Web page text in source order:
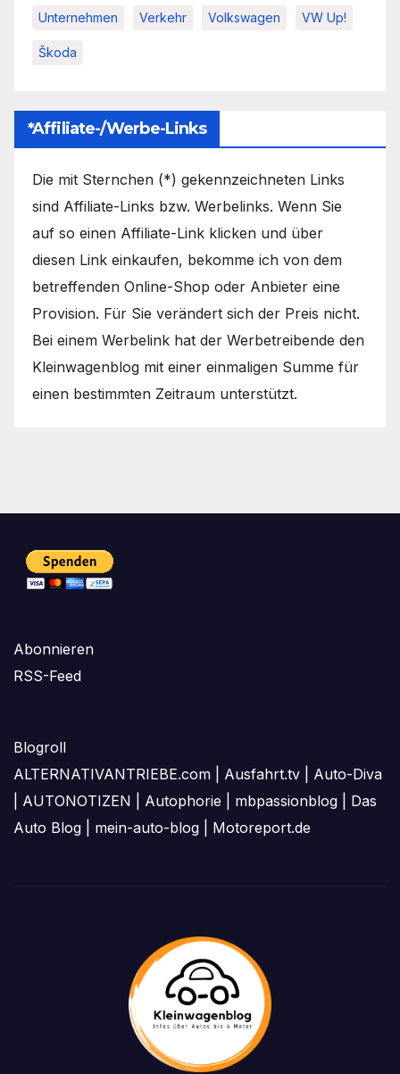
Unternehmen Verkehr Volkswagen VW Up!
Škoda
*Affiliate-/Werbe-Links
Die mit Sternchen (*) gekennzeichneten Links
sind Affiliate-Links bzw. Werbelinks. Wenn Sie
auf so einen Affiliate-Link klicken und über
diesen Link einkaufen, bekomme ich von dem
betreffenden Online-Shop oder Anbieter eine
Provision. Für Sie verändert sich der Preis nicht.
Bei einem Werbelink hat der Werbetreibende den
Kleinwagenblog mit einer einmaligen Summe für
einen bestimmten Zeitraum unterstützt.
Abonnieren
RSS-Feed
Blogroll
ALTERNATIVANTRIEBE.com
Ausfahrt.tv
Auto-Diva
AUTONOTIZEN Autophorie mbpassionblog
Das
Auto Blog
mein-auto-blog Motoreport.de